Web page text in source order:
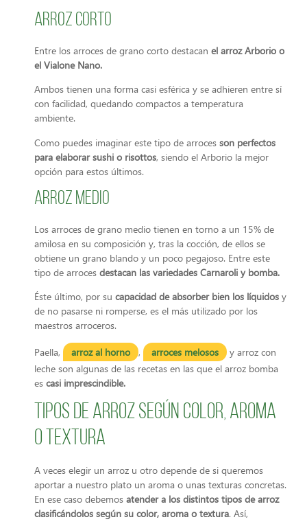
Arroz Corto
Entre los arroces de grano corto destacan el arroz Arborio o
el Vialone Nano.
Ambos tienen una forma casi esférica y se adhieren entre sí
con facilidad, quedando compactos a temperatura
ambiente.
Como puedes imaginar este tipo de arroces son perfectos
para elaborar sushi o risottos, siendo el Arborio la mejor
opción para estos últimos.
Arroz Medio
Los arroces de grano medio tienen en torno a un 15% de
amilosa en su composición y, tras la cocción, de ellos se
obtiene un grano blando y un poco pegajoso. Entre este
tipo de arroces destacan las variedades Carnaroli y bomba.
Éste último, por su capacidad de absorber bien los líquidos y
de no pasarse ni romperse, es el más utilizado por los
maestros arroceros.
Paella, arroz al horno , arroces melosos
y arroz con
leche son algunas de las recetas en las que el arroz bomba
es casi imprescindible.
Tipos de arroz según color, aroma
o textura
A veces elegir un arroz u otro depende de si queremos
aportar a nuestro plato un aroma o unas texturas concretas.
En ese caso debemos atender a los distintos tipos de arroz
clasificándolos según su color, aroma o textura. Así,